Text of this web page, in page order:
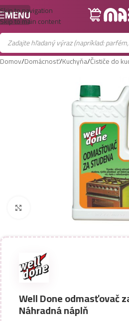
Skip to navigation
Skip to main content
MENU
Domov/Domácnosť/Kuchyňa/Čističe do
Zobraziť väčší obrázok
Well Done odmasťovač
Náhradná náplň